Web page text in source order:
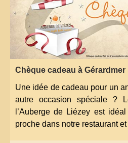
Chèque cadeau à Gérardmer
Une idée de cadeau pour un
autre occasion spéciale ?
l’Auberge de Liézey est
proche dans notre restaurant et